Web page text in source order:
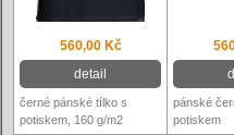
560,00 Kč
detail
černé pánské tílko s
potiskem, 160 g/m2
pánské
potiskem